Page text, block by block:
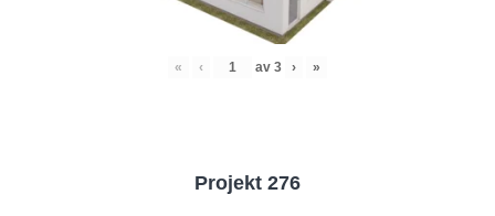
« ‹ av 3 › »
Projekt 276